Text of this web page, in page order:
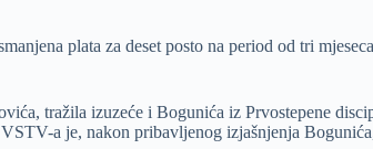
plata za deset posto na period od tri
tražila izuzeće i Bogunića iz Prvostepene
a je, nakon pribavljenog izjašnjenja